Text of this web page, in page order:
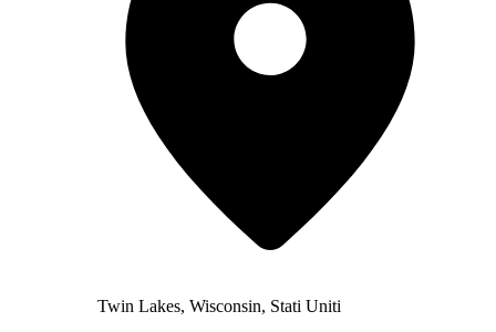
Twin Lakes, Wisconsin, Stati Uniti